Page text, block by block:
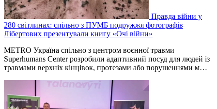
Правда війни у
280 світлинах: спільно з ПУМБ подружжя фотографів
Лібертових презентували книгу «Очі війни»
METRO Україна спільно з центром воєнної травми
Superhumans Center розробили адаптивний посуд для людей із
травмами верхніх кінцівок, протезами або порушеннями м…